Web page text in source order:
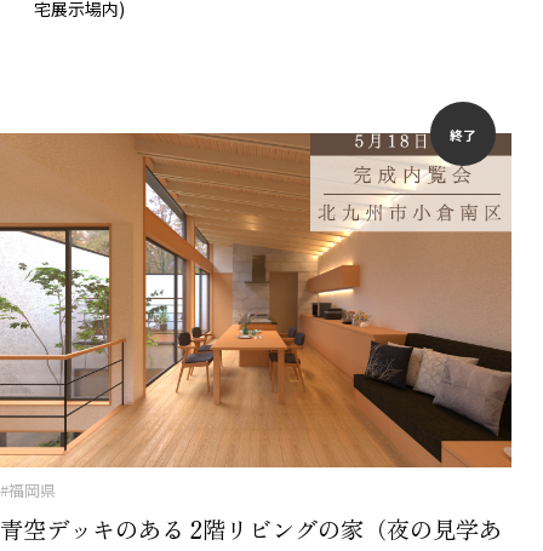
宅展示場内)
終了
#福岡県
青空デッキのある 2階リビングの家（夜の見学あ